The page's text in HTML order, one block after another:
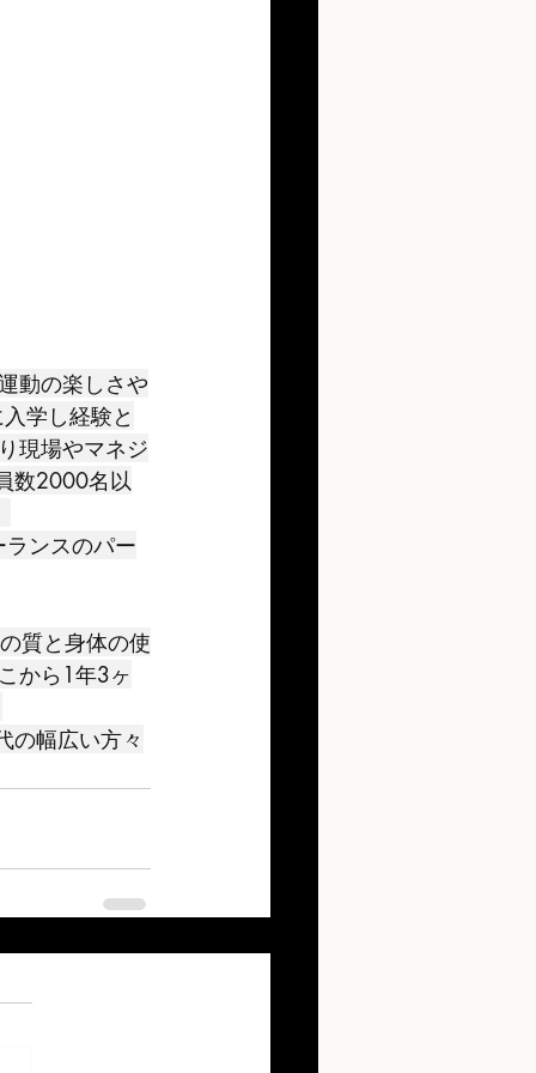
動の楽しさや
学し経験と
現場やマネジ
数2000名以
ンスのパー
から1年3ヶ